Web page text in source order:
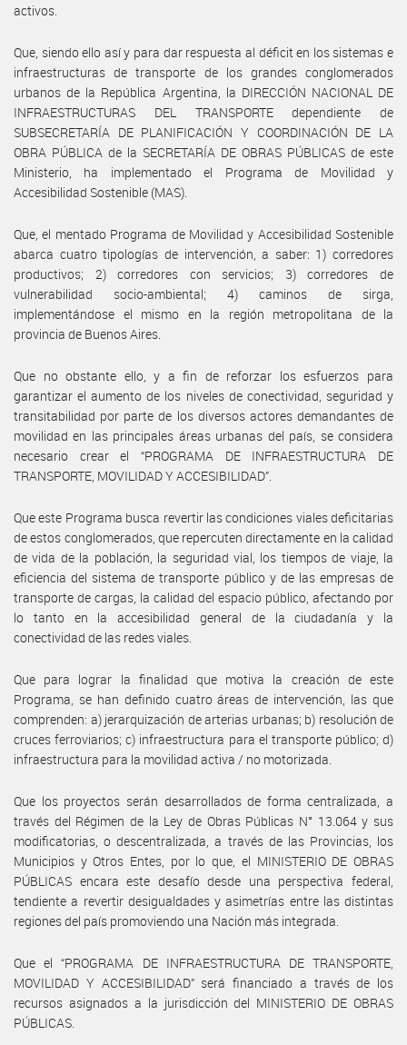
activos.
Que, siendo ello así y para dar respuesta al déficit en los sistemas e
infraestructuras de transporte de los grandes conglomerados
urbanos de la República Argentina, la DIRECCIÓN NACIONAL DE
INFRAESTRUCTURAS DEL TRANSPORTE dependiente de
SUBSECRETARÍA DE PLANIFICACIÓN Y COORDINACIÓN DE LA
OBRA PÚBLICA de la SECRETARÍA DE OBRAS PÚBLICAS de este
Ministerio, ha implementado el Programa de Movilidad y
Accesibilidad Sostenible (MAS).
Que, el mentado Programa de Movilidad y Accesibilidad Sostenible
abarca cuatro tipologías de intervención, a saber: 1) corredores
productivos; 2) corredores con servicios; 3) corredores de
vulnerabilidad socio-ambiental; 4) caminos de sirga,
implementándose el mismo en la región metropolitana de la
provincia de Buenos Aires.
Que no obstante ello, y a fin de reforzar los esfuerzos para
garantizar el aumento de los niveles de conectividad, seguridad y
transitabilidad por parte de los diversos actores demandantes de
movilidad en las principales áreas urbanas del país, se considera
necesario crear el “PROGRAMA DE INFRAESTRUCTURA DE
TRANSPORTE, MOVILIDAD Y ACCESIBILIDAD”.
Que este Programa busca revertir las condiciones viales deficitarias
de estos conglomerados, que repercuten directamente en la calidad
de vida de la población, la seguridad vial, los tiempos de viaje, la
eficiencia del sistema de transporte público y de las empresas de
transporte de cargas, la calidad del espacio público, afectando por
lo tanto en la accesibilidad general de la ciudadanía y la
conectividad de las redes viales.
Que para lograr la finalidad que motiva la creación de este
Programa, se han definido cuatro áreas de intervención, las que
comprenden: a) jerarquización de arterias urbanas; b) resolución de
cruces ferroviarios; c) infraestructura para el transporte público; d)
infraestructura para la movilidad activa / no motorizada.
Que los proyectos serán desarrollados de forma centralizada, a
través del Régimen de la Ley de Obras Públicas N° 13.064 y sus
modificatorias, o descentralizada, a través de las Provincias, los
Municipios y Otros Entes, por lo que, el MINISTERIO DE OBRAS
PÚBLICAS encara este desafío desde una perspectiva federal,
tendiente a revertir desigualdades y asimetrías entre las distintas
regiones del país promoviendo una Nación más integrada.
Que el “PROGRAMA DE INFRAESTRUCTURA DE TRANSPORTE,
MOVILIDAD Y ACCESIBILIDAD” será financiado a través de los
recursos asignados a la jurisdicción del MINISTERIO DE OBRAS
PÚBLICAS.